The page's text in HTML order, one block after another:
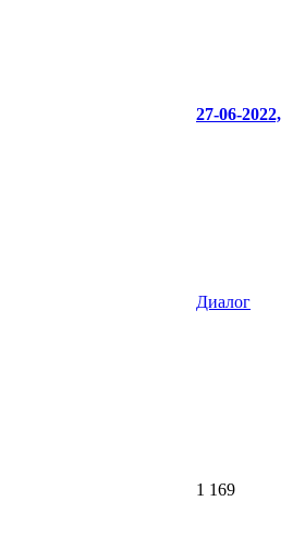
27-06-2022,
Диалог
1 169